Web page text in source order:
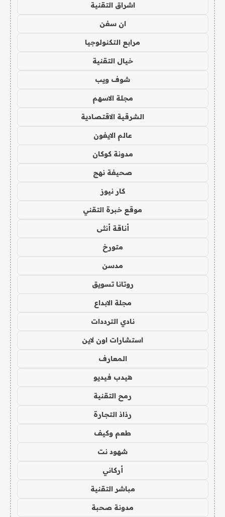
اشراق التقنية
ان سفن
مرابع التكنولوجيا
خيال التقنية
شوف ويب
مجلة الاسهم
الشرقية الاقتصادية
عالم الايفون
مدونة كوكان
صحيفة نهج
كار نيوز
موقع خبرة التقني
أناقة أنثى
متورخ
مدسن
روتانا تسويق
مجلة الابداع
نادي الترددات
استشارات اون لاين
المعارف
هيدب فيديو
رمح التقنية
رذاذ التجارة
طعم وكيف
شهود نت
أركاني
مباشر التقنية
مدونة صحبة